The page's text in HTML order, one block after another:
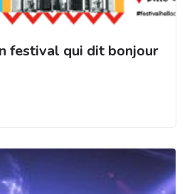
festival qui dit bonjour